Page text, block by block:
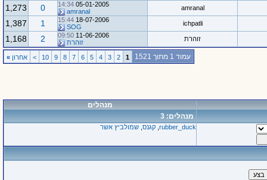
amranal
05-01-2005
14:34
amranal
0
1,273
ichpatli
18-07-2006
15:44
SOG
1
1,387
זוהרת 11-06-2006
09:50
זוהרת
2
1,168
עמוד 1 מתוך 1521 1
2
3
4
5
6
7
8
9
10
> אחרון »
מנהלים
מנהלים: 3
rubber_duck קגנס שמולביץ אשר